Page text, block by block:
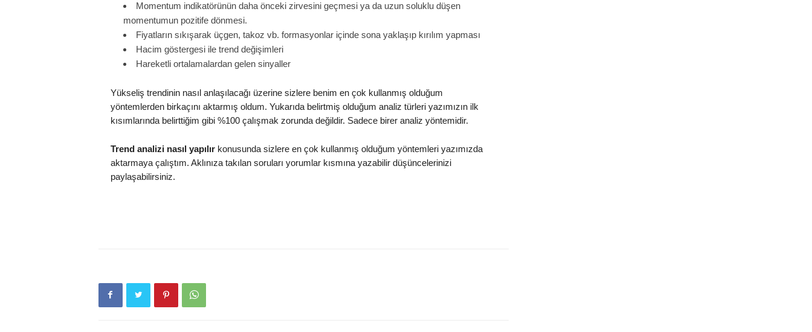
Momentum indikatörünün daha önceki zirvesini geçmesi ya da uzun soluklu düşen
momentumun pozitife dönmesi.
Fiyatların sıkışarak üçgen, takoz vb. formasyonlar içinde sona yaklaşıp kırılım yapması
Hacim göstergesi ile trend değişimleri
Hareketli ortalamalardan gelen sinyaller
Yükseliş trendinin nasıl anlaşılacağı üzerine sizlere benim en çok kullanmış olduğum
yöntemlerden birkaçını aktarmış oldum. Yukarıda belirtmiş olduğum analiz türleri yazımızın ilk
kısımlarında belirttiğim gibi %100 çalışmak zorunda değildir. Sadece birer analiz yöntemidir.
Trend analizi nasıl yapılırkonusunda sizlere en çok kullanmış olduğum yöntemleri yazımızda
aktarmaya çalıştım. Aklınıza takılan soruları yorumlar kısmına yazabilir düşüncelerinizi
paylaşabilirsiniz.